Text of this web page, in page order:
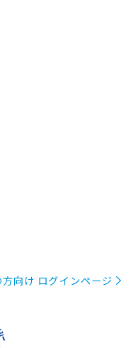
向け ログインページ